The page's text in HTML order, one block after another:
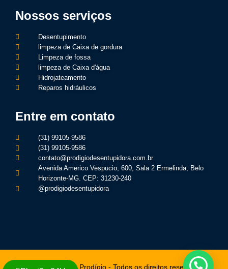
Nossos serviços
Desentupimento
limpeza de Caixa de gordura
Limpeza de fossa
limpeza de Caixa d'água
Hidrojateamento
Reparos hidráulicos
Entre em contato
(31) 99105-9586
(31) 99105-9586
contato@prodigiodesentupidora.com.br
Avenida Americo Vespucio, 600, Sala 2 Ermelinda, Belo
Horizonte-MG. CEP: 31230-240
@prodigiodesentupidora
© Desentupidora Prodígio - Todos os direitos reservados